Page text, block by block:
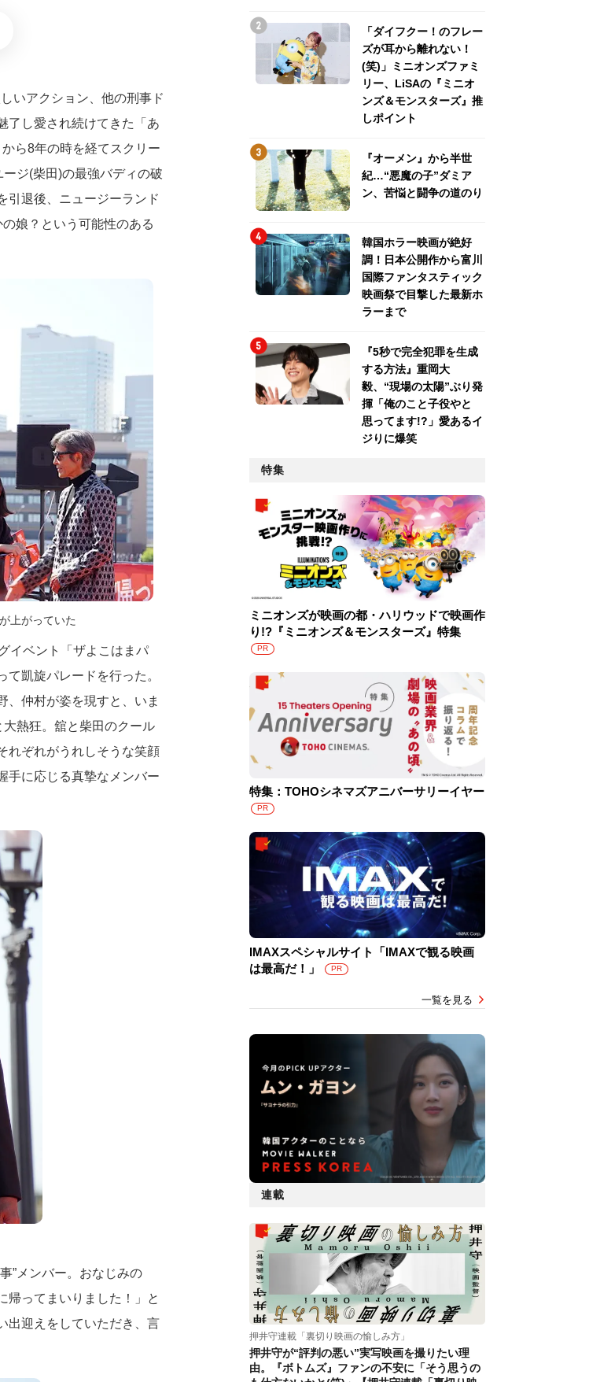
いアクション、他の刑事ド
了し愛され続けてきた「あ
ら8年の時を経てスクリー
ジ(柴田)の最強バディの破
引退後、ニュージーランド
娘？という可能性のある
上がっていた
イベント「ザよこはまパ
凱旋パレードを行った。
、仲村が姿を現すと、いま
大熱狂。舘と柴田のクール
れぞれがうれしそうな笑顔
手に応じる真摯なメンバー
”メンバー。おなじみの
帰ってまいりました！」と
出迎えをしていただき、言
「ダイフクー！のフレー
ズが耳から離れない！
(笑)」ミニオンズファミ
リー、LiSAの『ミニオ
ンズ＆モンスターズ』推
しポイント
『オーメン』から半世
紀…“悪魔の子”ダミア
ン、苦悩と闘争の道のり
韓国ホラー映画が絶好
調！日本公開作から富川
国際ファンタスティック
映画祭で目撃した最新ホ
ラーまで
『5秒で完全犯罪を生成
する方法』重岡大
毅、“現場の太陽”ぶり発
揮「俺のこと子役やと
思ってます!?」愛あるイ
ジりに爆笑
特集
ミニオンズが映画の都・ハリウッドで映画作
り!?『ミニオンズ＆モンスターズ』特集
PR
特集：TOHOシネマズアニバーサリーイヤー
PR
IMAXスペシャルサイト「IMAXで観る映画
は最高だ！」
PR
一覧を見る
連載
押井守連載「裏切り映画の愉しみ方」
押井守が“評判の悪い”実写映画を撮りたい理
由。『ボトムズ』ファンの不安に「そう思うの